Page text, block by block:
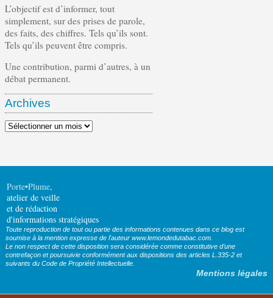
L’objectif est d’informer, tout
simplement, sur des prises de parole,
des faits, des chiffres. Tels qu’ils sont.
Tels qu’ils peuvent être compris.
Une contribution, parmi d’autres, à un
débat permanent.
Archives
Archives
Porte•Plume,
atelier de veille
et de rédaction
d'informations stratégiques
Toute reproduction de tout ou partie des informations contenues dans ce blog est
soumise à la mention expresse de l'auteur www.lemondedutabac.com.
Le non respect de cette disposition sera considérée comme constitutive d’une
contrefaçon et poursuivie conformément aux dispositions des articles L.335-2 et
suivants du Code de Propriété Intellectuelle.
Mentions légales